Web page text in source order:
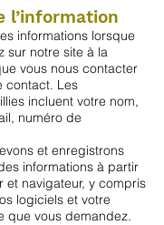
l’information
informations lorsque
sur notre site à la
vous nous contacter
contact. Les
incluent votre nom,
numéro de
et enregistrons
informations à partir
et navigateur, y compris
logiciels et votre
que vous demandez.